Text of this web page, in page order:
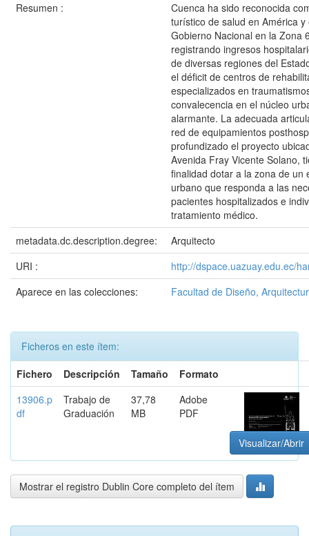
Resumen :
Cuenca ha sido reconocida
turístico de salud en América
Gobierno Nacional en la Zona
registrando ingresos
de diversas regiones del
el déficit de centros de
especializados en
convalecencia en el núcleo
alarmante. La adecuada
red de equipamientos
profundizado el proyecto
Avenida Fray Vicente Solano,
finalidad dotar a la zona de un
urbano que responda a las
pacientes hospitalizados e
tratamiento médico.
metadata.dc.description.degree:
Arquitecto
URI :
http://dspace.uazuay.edu.ec/
Aparece en las colecciones:
Facultad de Diseño,
Ficheros en este ítem:
Fichero
Descripción Tamaño
Formato
13906.p
df
Trabajo de
Graduación
37,78
MB
Adobe
PDF
Visualizar/Abrir
Mostrar el registro Dublin Core completo del ítem